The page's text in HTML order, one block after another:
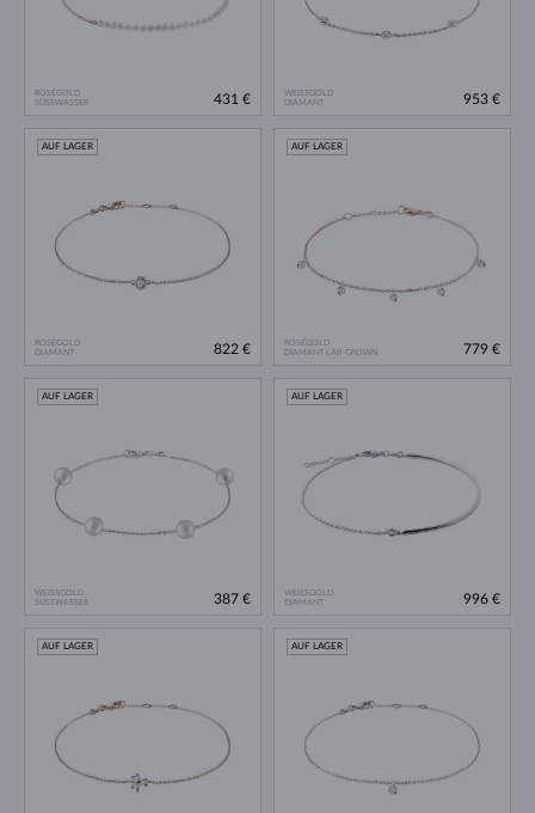
ROSÉGOLD
SÜSSWASSER
431 €
WEISSGOLD
DIAMANT
953 €
ROSÉGOLD
DIAMANT
AUF LAGER
822 €
ROSÉGOLD
DIAMANT LAB GROWN
AUF LAGER
779 €
WEISSGOLD
SÜSSWASSER
AUF LAGER
387 €
WEISSGOLD
DIAMANT
AUF LAGER
996 €
AUF LAGER AUF LAGER